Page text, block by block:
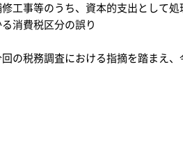
事等のうち、資本的支出として処
消費税区分の誤り
の税務調査における指摘を踏まえ